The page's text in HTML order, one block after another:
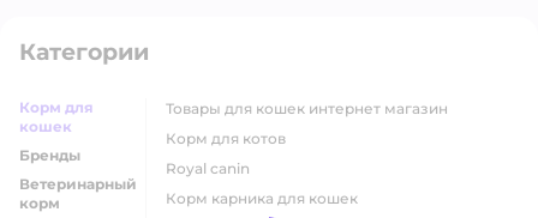
Категории
Корм для
кошек
Бренды
Ветеринарный
корм
товары для кошек интернет магазин
корм для котов
royal canin
корм карника для кошек